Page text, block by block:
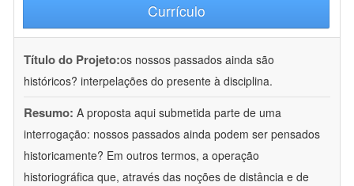
Currículo
Título do Projeto:os nossos passados ainda são
históricos? interpelações do presente à disciplina.
Resumo: A proposta aqui submetida parte de uma
interrogação: nossos passados ainda podem ser pensados
historicamente? Em outros termos, a operação
historiográfica que, através das noções de distância e de